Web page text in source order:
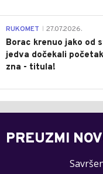
RUKOMET 27.07.2026.
Borac krenuo jako od
jedva dočekali
zna - titula!
PREUZMI